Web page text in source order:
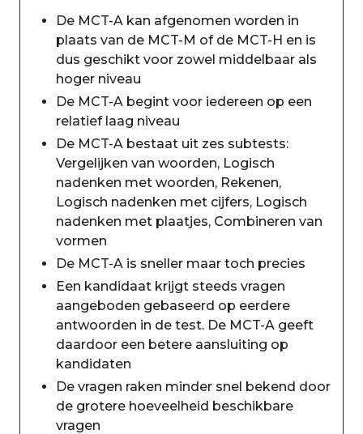
De MCT-A kan afgenomen worden in
plaats van de MCT-M of de MCT-H en is
dus geschikt voor zowel middelbaar als
hoger niveau
De MCT-A begint voor iedereen op een
relatief laag niveau
De MCT-A bestaat uit zes subtests:
Vergelijken van woorden, Logisch
nadenken met woorden, Rekenen,
Logisch nadenken met cijfers, Logisch
nadenken met plaatjes, Combineren van
vormen
De MCT-A is sneller maar toch precies
Een kandidaat krijgt steeds vragen
aangeboden gebaseerd op eerdere
antwoorden in de test. De MCT-A geeft
daardoor een betere aansluiting op
kandidaten
De vragen raken minder snel bekend door
de grotere hoeveelheid beschikbare
vragen